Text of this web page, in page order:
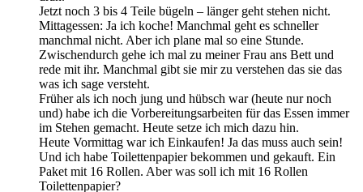
Jetzt noch 3 bis 4 Teile bügeln – länger geht stehen nicht.
Mittagessen: Ja ich koche! Manchmal geht es schneller
manchmal nicht. Aber ich plane mal so eine Stunde.
Zwischendurch gehe ich mal zu meiner Frau ans Bett und
rede mit ihr. Manchmal gibt sie mir zu verstehen das sie das
was ich sage versteht.
Früher als ich noch jung und hübsch war (heute nur noch
und) habe ich die Vorbereitungsarbeiten für das Essen immer
im Stehen gemacht. Heute setze ich mich dazu hin.
Heute Vormittag war ich Einkaufen! Ja das muss auch sein!
Und ich habe Toilettenpapier bekommen und gekauft. Ein
Paket mit 16 Rollen. Aber was soll ich mit 16 Rollen
Toilettenpapier?